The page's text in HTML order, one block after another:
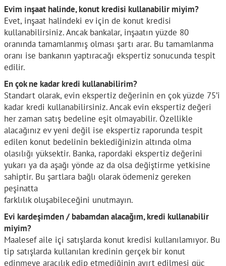
Evim inşaat halinde, konut kredisi kullanabilir miyim?
Evet, inşaat halindeki ev için de konut kredisi
kullanabilirsiniz. Ancak bankalar, inşaatın yüzde 80
oranında tamamlanmış olması şartı arar. Bu tamamlanma
oranı ise bankanın yaptıracağı ekspertiz sonucunda tespit
edilir.
En çok ne kadar kredi kullanabilirim?
Standart olarak, evin ekspertiz değerinin en çok yüzde 75’i
kadar kredi kullanabilirsiniz. Ancak evin ekspertiz değeri
her zaman satış bedeline eşit olmayabilir. Özellikle
alacağınız ev yeni değil ise ekspertiz raporunda tespit
edilen konut bedelinin beklediğinizin altında olma
olasılığı yüksektir. Banka, rapordaki ekspertiz değerini
yukarı ya da aşağı yönde az da olsa değiştirme yetkisine
sahiptir. Bu şartlara bağlı olarak ödemeniz gereken
peşinatta
farklılık oluşabileceğini unutmayın.
Evi kardeşimden / babamdan alacağım, kredi kullanabilir
miyim?
Maalesef aile içi satışlarda konut kredisi kullanılamıyor. Bu
tip satışlarda kullanılan kredinin gerçek bir konut
edinmeye aracılık edip etmediğinin ayırt edilmesi güç